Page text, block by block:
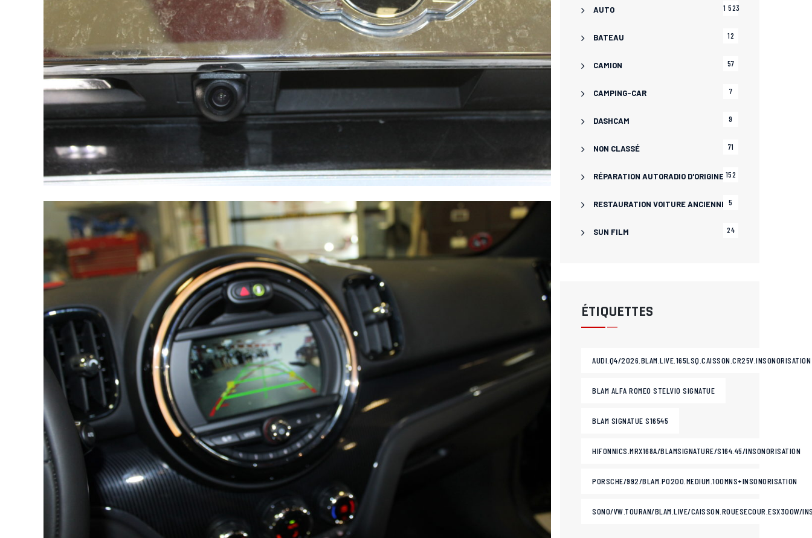
AUTO 1 523
BATEAU 12
CAMION 57
CAMPING-CAR 7
DASHCAM 9
NON CLASSÉ 71
RÉPARATION AUTORADIO D'ORIGINE 152
RESTAURATION VOITURE ANCIENNE 5
SUN FILM 24
ÉTIQUETTES
AUDI.Q4/2026.BLAM.LIVE.165LSQ.CAISSON.CR25V.INSONORISATION
BLAM ALFA ROMEO STELVIO SIGNATUE
BLAM SIGNATUE S16545
HIFONNICS.MRX168A/BLAMSIGNATURE/S164.45/INSONORISATION
PORSCHE/992/BLAM.PO200.MEDIUM.100MNS+INSONORISATION
SONO/VW.TOURAN/BLAM.LIVE/CAISSON.ROUESECOUR.ESX300W/